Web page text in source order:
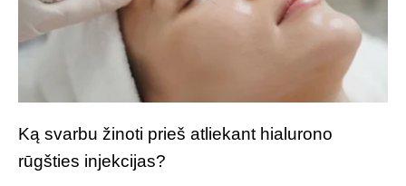
Ką svarbu žinoti prieš atliekant hialurono
rūgšties injekcijas?